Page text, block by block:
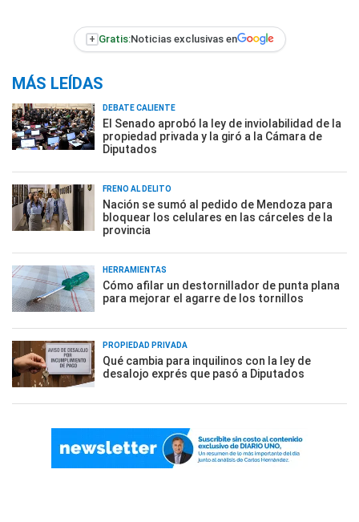
+ Gratis:Noticias exclusivas en
MÁS LEÍDAS
DEBATE CALIENTE
El Senado aprobó la ley de inviolabilidad de la
propiedad privada y la giró a la Cámara de
Diputados
FRENO AL DELITO
Nación se sumó al pedido de Mendoza para
bloquear los celulares en las cárceles de la
provincia
HERRAMIENTAS
Cómo afilar un destornillador de punta plana
para mejorar el agarre de los tornillos
PROPIEDAD PRIVADA
Qué cambia para inquilinos con la ley de
desalojo exprés que pasó a Diputados